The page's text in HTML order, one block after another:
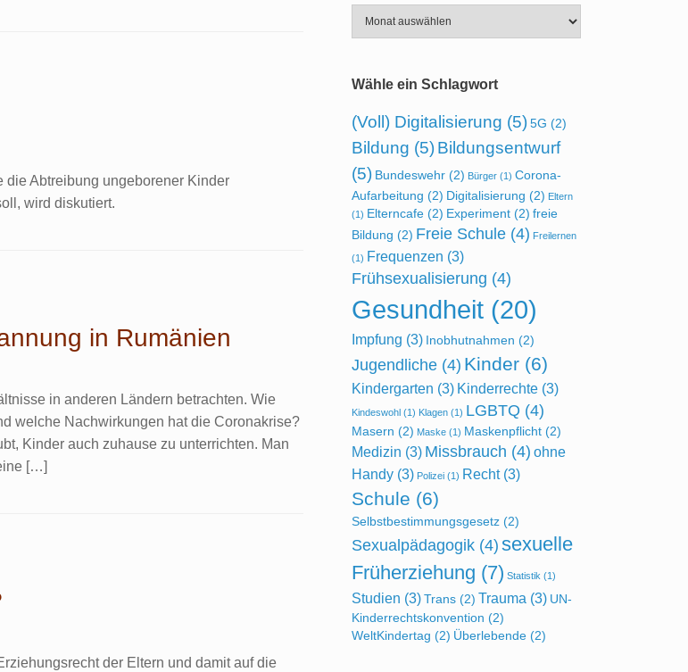
Abtreibung ungeborener Kinder
wird diskutiert.
in Rumänien
in anderen Ländern betrachten. Wie
welche Nachwirkungen hat die Coronakrise?
Kinder auch zuhause zu unterrichten. Man
[…]
der Eltern und damit auf die
Wähle ein Schlagwort
(Voll) Digitalisierung (5)5G (2)
Bildung (5)Bildungsentwurf
(5) Bundeswehr(2) Bürger(1) Corona-
Aufarbeitung (2) Digitalisierung (2) Eltern
(1) Elterncafe(2) Experiment(2) freie
Bildung (2) Freie Schule(4) Freilernen
(1) Frequenzen (3)
Frühsexualisierung (4)
Gesundheit(20)
Impfung (3) Inobhutnahmen (2)
Jugendliche(4) Kinder(6)
Kindergarten (3) Kinderrechte(3)
Kindeswohl(1) Klagen(1) LGBTQ (4)
Masern (2) Maske(1) Maskenpflicht(2)
Medizin (3) Missbrauch (4) ohne
Handy(3) Polizei(1) Recht(3)
Schule (6)
Selbstbestimmungsgesetz(2)
Sexualpädagogik(4) sexuelle
Früherziehung (7) Statistik (1)
Studien (3)Trans(2) Trauma (3) UN-
Kinderrechtskonvention (2)
WeltKindertag (2) Überlebende(2)